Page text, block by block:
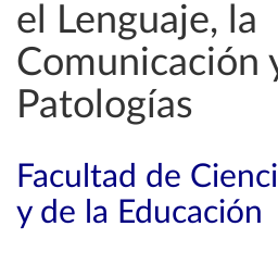
el Lenguaje, la
Comunicación
Patologías
Facultad de
y de la Educación